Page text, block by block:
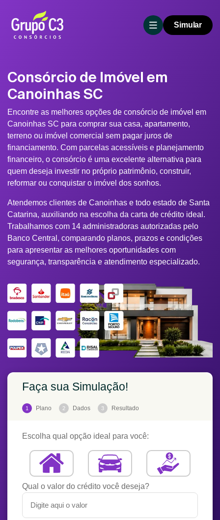
Simular
Consórcio de Imóvel em
Canoinhas SC
Encontre as melhores opções de consórcio de imóvel em
Canoinhas SC para comprar sua casa, apartamento,
terreno ou imóvel comercial sem pagar juros de
financiamento. Com parcelas acessíveis e planejamento
financeiro, o consórcio é uma excelente alternativa para
quem deseja investir no próprio patrimônio, construir,
reformar ou conquistar o imóvel dos sonhos.
Atendemos clientes de Canoinhas e todo estado de Santa
Catarina, auxiliando na escolha da carta de crédito ideal.
Trabalhamos com 14 administradoras autorizadas pelo
Banco Central, comparando planos, prazos e condições
para apresentar as melhores oportunidades com
segurança, transparência e atendimento especializado.
Faça sua Simulação!
1 Plano 2 Dados 3 Resultado
Escolha qual opção ideal para você:
Qual o valor do crédito você deseja?